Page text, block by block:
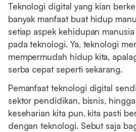
Teknologi digital yang kian
banyak manfaat buat hidup
setiap aspek kehidupan
pada teknologi. Ya, teknologi
mempermudah hidup kita,
serba cepat seperti sekarang.
Pemanfaat teknologi digital
sektor pendidikan, bisnis,
keseharian kita pun, kita pasti
dengan teknologi. Sebut saja